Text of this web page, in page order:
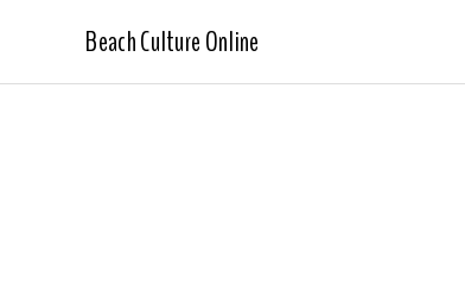
Beach Culture Online